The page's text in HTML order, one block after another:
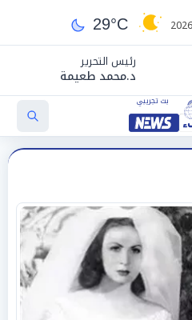
29°C
رئيس التحرير
د.محمد طعيمة